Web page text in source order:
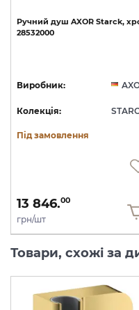
Ручний душ AXOR Starck,
28532000
Виробник:
Колекція:
Під замовлення
13 846.00
грн/шт
Товари, схожі за